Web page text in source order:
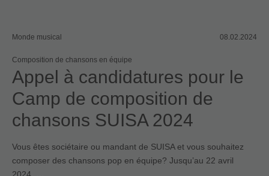
Monde musical 08.02.2024
Composition de chansons en équipe
Appel à candidatures pour le
Camp de composition de
chansons SUISA 2024
Vous êtes sociétaire ou mandant de SUISA et vous souhaitez
composer des chansons pop en équipe? Jusqu’au 22 avril